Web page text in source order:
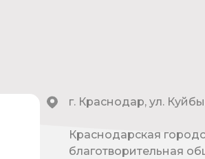
г. Краснодар, ул.
Краснодарская
благотворительная